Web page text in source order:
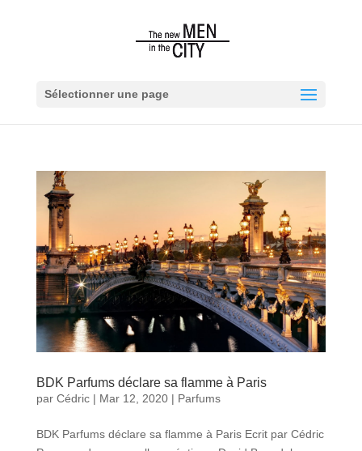
Sélectionner une page
BDK Parfums déclare sa flamme à Paris
par Cédric| Mar 12, 2020| Parfums
BDK Parfums déclare sa flamme à Paris Ecrit par Cédric